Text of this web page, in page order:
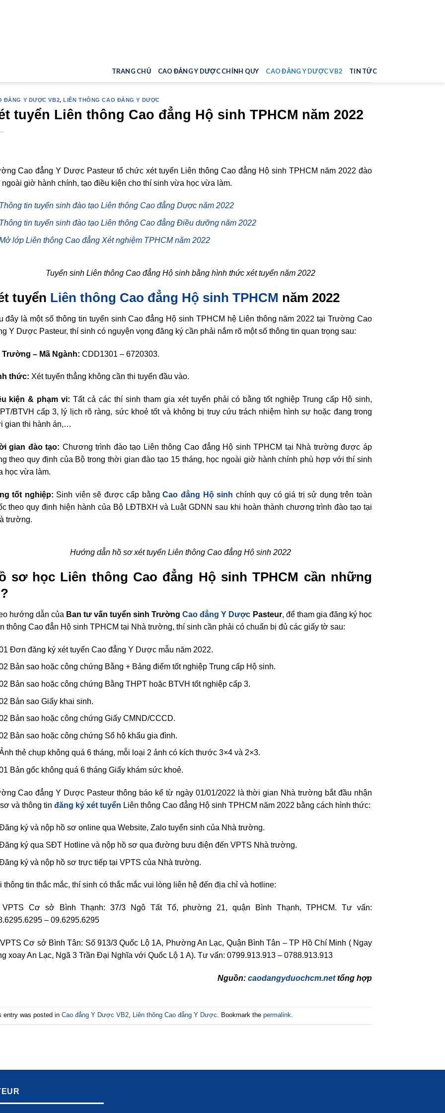
TRANG CHỦ CAO ĐẲNG Y DƯỢC CHÍNH QUY CAO ĐẲNG Y DƯỢC VB2 TIN TỨC
ĐẲNG Y DƯỢC VB2,LIÊN THÔNG CAO ĐẲNG Y DƯỢC
tuyển Liên thông Cao đẳng Hộ sinh TPHCM năm 2022
Cao đẳng Y Dược Pasteur tổ chức xét tuyển Liên thông Cao đẳng Hộ sinh TPHCM năm 2022 đào
ngoài giờ hành chính, tạo điều kiện cho thí sinh vừa học vừa làm.
Thông tin tuyển sinh đào tạo Liên thông Cao đẳng Dược năm 2022
Thông tin tuyển sinh đào tạo Liên thông Cao đẳng Điều dưỡng năm 2022
lớp Liên thông Cao đẳng Xét nghiệm TPHCM năm 2022
Tuyển sinh Liên thông Cao đẳng Hộ sinh bằng hình thức xét tuyển năm 2022
tuyển Liên thông Cao đẳng Hộ sinh TPHCM năm 2022
đây là một số thông tin tuyển sinh Cao đẳng Hộ sinh TPHCM hệ Liên thông năm 2022 tại Trường Cao
Y Dược Pasteur, thí sinh có nguyện vọng đăng ký cần phải nắm rõ một số thông tin quan trọng sau:
Trường – Mã Ngành: CDD1301 – 6720303.
thức: Xét tuyển thẳng không cần thi tuyển đầu vào.
kiện & phạm vi: Tất cả các thí sinh tham gia xét tuyển phải có bằng tốt nghiệp Trung cấp Hộ sinh,
BTVH cấp 3, lý lịch rõ ràng, sức khoẻ tốt và không bị truy cứu trách nhiệm hình sự hoặc đang trong
gian thi hành án,…
gian đào tạo: Chương trình đào tạo Liên thông Cao đẳng Hộ sinh TPHCM tại Nhà trường được áp
theo quy định của Bộ trong thời gian đào tạo 15 tháng, học ngoài giờ hành chính phù hợp với thí sinh
học vừa làm.
tốt nghiệp: Sinh viên sẽ được cấp bằngCao đẳng Hộ sinh chính quy có giá trị sử dụng trên toàn
theo quy định hiện hành của Bộ LĐTBXH và Luật GDNN sau khi hoàn thành chương trình đào tạo tại
trường.
Hướng dẫn hồ sơ xét tuyển Liên thông Cao đẳng Hộ sinh 2022
sơ học Liên thông Cao đẳng Hộ sinh TPHCM cần những
hướng dẫn của Ban tư vấn tuyển sinh TrườngCao đẳng Y Dược Pasteur, để tham gia đăng ký học
thông Cao đẳn Hộ sinh TPHCM tại Nhà trường, thí sinh cần phải có chuẩn bị đủ các giấy tờ sau:
Đơn đăng ký xét tuyển Cao đẳng Y Dược mẫu năm 2022.
Bản sao hoặc công chứng Bằng + Bảng điểm tốt nghiệp Trung cấp Hộ sinh.
Bản sao hoặc công chứng Bằng THPT hoặc BTVH tốt nghiệp cấp 3.
Bản sao Giấy khai sinh.
Bản sao hoặc công chứng Giấy CMND/CCCD.
Bản sao hoặc công chứng Sổ hộ khẩu gia đình.
thẻ chụp không quá 6 tháng, mỗi loại 2 ảnh có kích thước 3×4 và 2×3.
Bản gốc không quá 6 tháng Giấy khám sức khoẻ.
Cao đẳng Y Dược Pasteur thông báo kể từ ngày 01/01/2022 là thời gian Nhà trường bắt đầu nhận
và thông tin đăng ký xét tuyển Liên thông Cao đẳng Hộ sinh TPHCM năm 2022 bằng cách hình thức:
ký và nộp hồ sơ online qua Website, Zalo tuyển sinh của Nhà trường.
ký qua SĐT Hotline và nộp hồ sơ qua đường bưu điện đến VPTS Nhà trường.
ký và nộp hồ sơ trực tiếp tại VPTS của Nhà trường.
thông tin thắc mắc, thí sinh có thắc mắc vui lòng liên hệ đến địa chỉ và hotline:
VPTS Cơ sở Bình Thạnh: 37/3 Ngô Tất Tố, phường 21, quận Bình Thạnh, TPHCM. Tư vấn:
– 09.6295.6295
Cơ sở Bình Tân: Số 913/3 Quốc Lộ 1A, Phường An Lạc, Quận Bình Tân – TP Hồ Chí Minh ( Ngay
xoay An Lạc, Ngã 3 Trần Đại Nghĩa với Quốc Lộ 1 A). Tư vấn: 0799.913.913 – 0788.913.913
Nguồn: caodangyduochcm.nettổng hợp
entry was posted in Cao đẳng Y Dược VB2, Liên thông Cao đẳng Y Dược. Bookmark the permalink.